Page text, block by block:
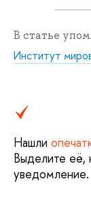
В статье
Институт
Нашли
Выделите её,
уведомление.